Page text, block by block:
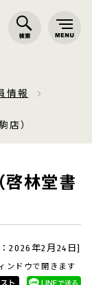
情報
）
林堂書
2026年2月24日]
ンドウで開きます